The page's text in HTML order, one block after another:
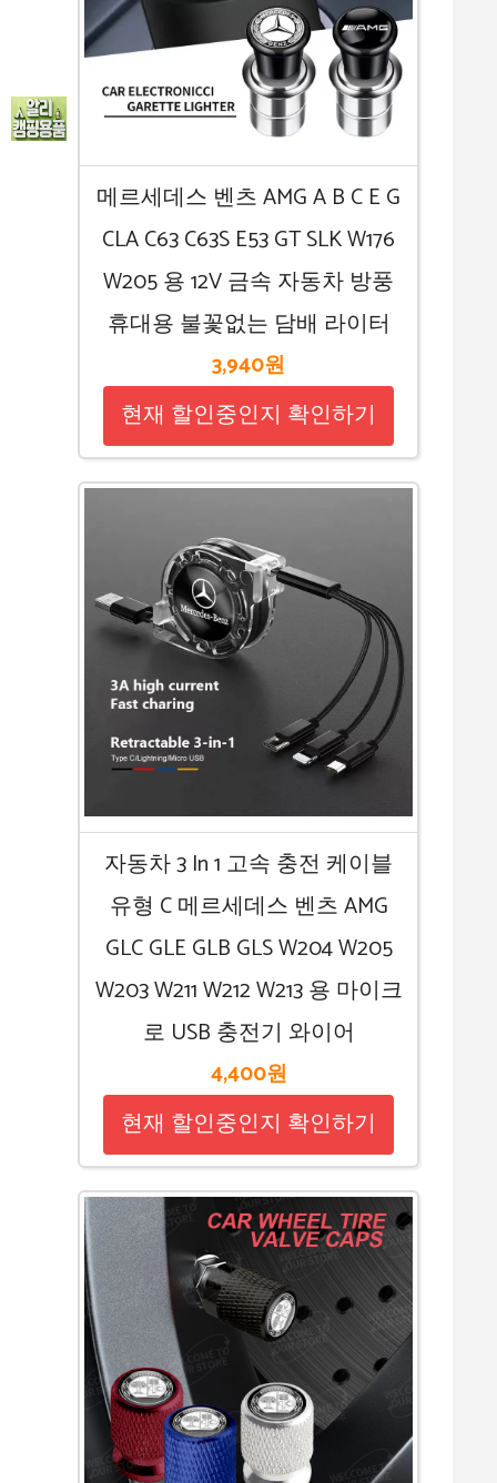
메르세데스 벤츠 AMG A B C E G
CLA C63 C63S E53 GT SLK W176
W205 용 12V 금속 자동차 방풍
휴대용 불꽃없는 담배 라이터
3,940원
현재 할인중인지 확인하기
자동차 3 In 1 고속 충전 케이블
유형 C 메르세데스 벤츠 AMG
GLC GLE GLB GLS W204 W205
W203 W211 W212 W213 용 마이크
로 USB 충전기 와이어
4,400원
현재 할인중인지 확인하기